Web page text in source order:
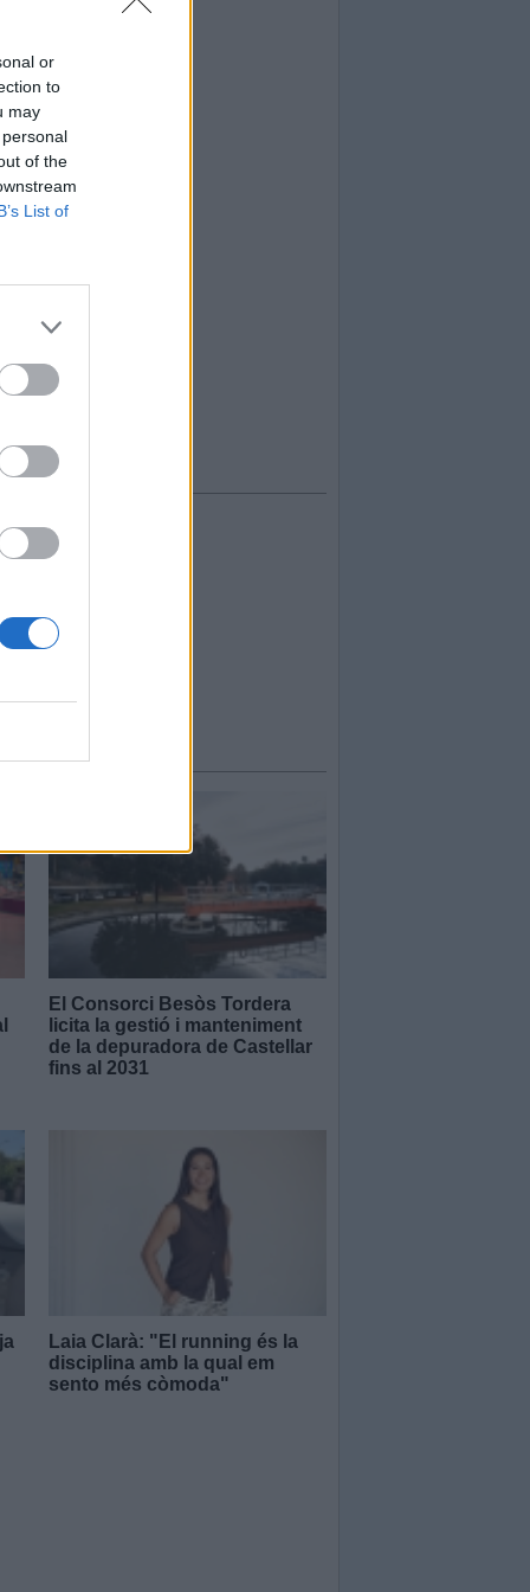
or
to
may
of the
List of
El Consorci Besòs Tordera
licita la gestió i manteniment
de la depuradora de Castellar
fins al 2031
Laia Clarà: "El running és la
disciplina amb la qual em
sento més còmoda"